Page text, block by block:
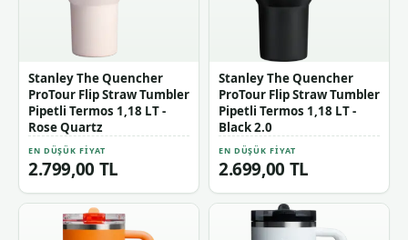
Stanley The Quencher
ProTour Flip Straw Tumbler
Pipetli Termos 1,18 LT -
Rose Quartz
EN DÜŞÜK FIYAT
2.799,00 TL
Stanley The Quencher
ProTour Flip Straw Tumbler
Pipetli Termos 1,18 LT -
Black 2.0
EN DÜŞÜK FIYAT
2.699,00 TL